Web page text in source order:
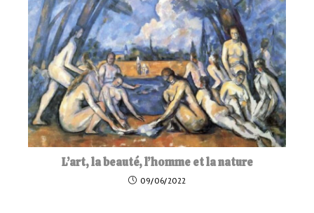
L’art, la beauté, l’homme et la nature
09/06/2022